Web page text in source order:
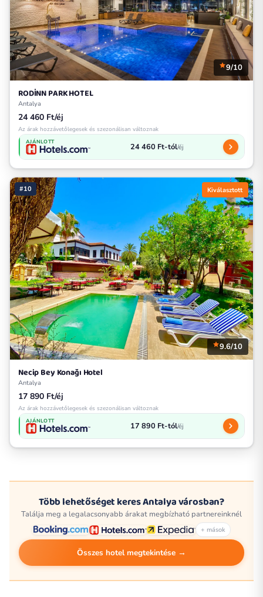
9/10
RODİNN PARK HOTEL
Antalya
24 460 Ft/éj
Az árak hozzávetőlegesek és szezonálisan változnak
AJÁNLOTT 24 460 Ft-tól/éj
#10 Kiválasztott
9.6/10
Necip Bey Konağı Hotel
Antalya
17 890 Ft/éj
Az árak hozzávetőlegesek és szezonálisan változnak
AJÁNLOTT 17 890 Ft-tól/éj
Több lehetőséget keres Antalya városban?
Találja meg a legalacsonyabb árakat megbízható partnereinknél
+ mások
Összes hotel megtekintése →